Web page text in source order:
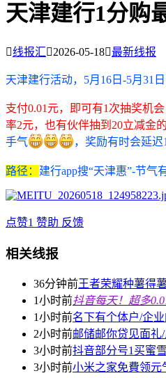
天津建行1分购
线报汇2026-05-18最新线报
天津建行活动， 5月16日-5月31
支付0.01元，即可有1次抽奖机
率2元，也有伙伴抽到20立减金的
手气
，奖励有时会延
路径： 建行app搜“天津惠”-节气
点赞1 赞助 反馈
相关线报
36分钟前王者荣耀种薯得
1小时前抖音每天！超多
1小时前名下有个体户/企
2小时前邮储邮你贷见面礼
3小时前抖音部分号1买蜜
3小时前小米之家免費领元